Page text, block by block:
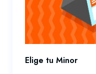
Elige tu Minor